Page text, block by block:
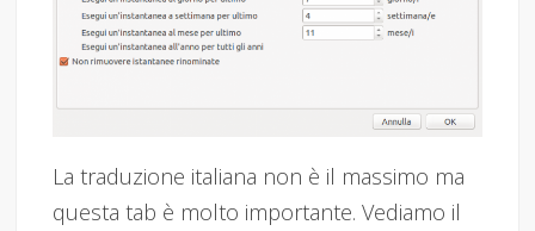
La traduzione italiana non è il massimo ma
questa tab è molto importante. Vediamo il